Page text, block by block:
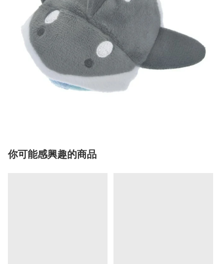
你可能感興趣的商品